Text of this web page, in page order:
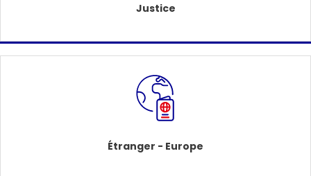
Justice
Étranger - Europe